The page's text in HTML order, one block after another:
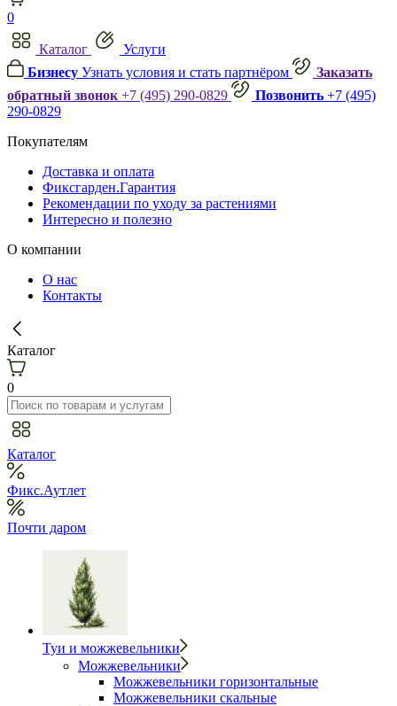
0
Каталог
Услуги
Бизнесу Узнать условия и стать партнёром
Заказать
обратный звонок +7 (495) 290-0829 Позвонить +7 (495)
290-0829
Покупателям
Доставка и оплата
Фиксгарден.Гарантия
Рекомендации по уходу за растениями
Интересно и полезно
О компании
О нас
Контакты
Каталог
0
Каталог
Фикс.Аутлет
Почти даром
Туи и можжевельники
Можжевельники
Можжевельники горизонтальные
Можжевельники скальные